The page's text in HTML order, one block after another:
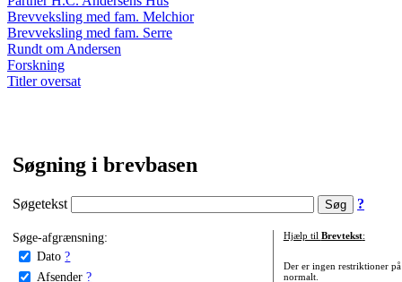
Brevveksling med fam. Melchior
Brevveksling med fam. Serre
Rundt om Andersen
Forskning
Titler oversat
Søgning i brevbasen
Søgetekst ?
Søge-afgrænsning:
Dato ?
Afsender ?
Hjælp til Brevtekst:
Der er ingen restriktioner
normalt.